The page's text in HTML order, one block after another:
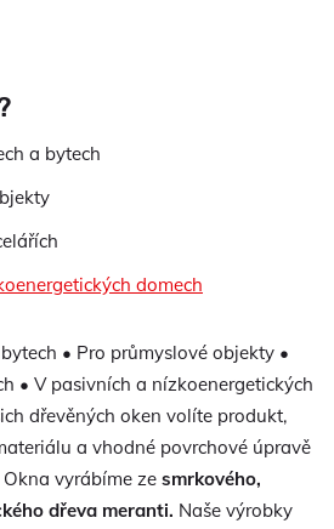
a bytech
domech
• Pro průmyslové objekty •
• V pasivních a nízkoenergetických
dřevěných oken volíte produkt,
a vhodné povrchové úpravě
Okna vyrábíme ze smrkového,
dřeva meranti. Naše výrobky